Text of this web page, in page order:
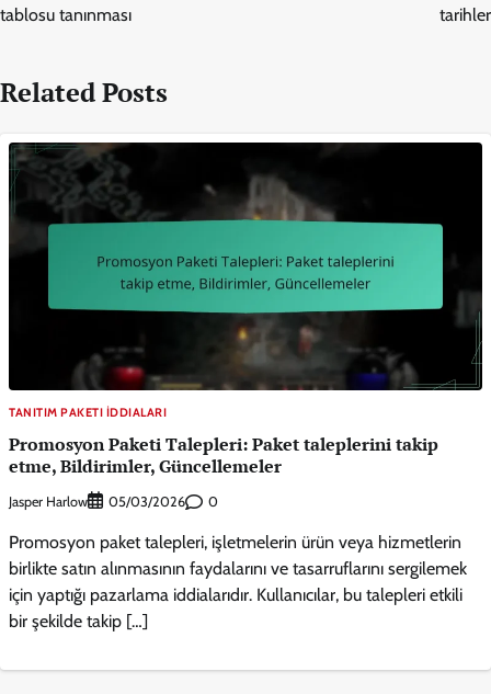
tablosu tanınması tarihler
Related Posts
TANITIM PAKETI İDDIALARI
Promosyon Paketi Talepleri: Paket taleplerini takip
etme, Bildirimler, Güncellemeler
Jasper Harlow 05/03/2026 0
Promosyon paket talepleri, işletmelerin ürün veya hizmetlerin
birlikte satın alınmasının faydalarını ve tasarruflarını sergilemek
için yaptığı pazarlama iddialarıdır. Kullanıcılar, bu talepleri etkili
bir şekilde takip […]